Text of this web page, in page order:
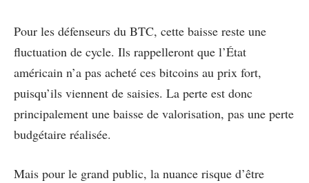
Pour les défenseurs du BTC, cette baisse reste une
fluctuation de cycle. Ils rappelleront que l’État
américain n’a pas acheté ces bitcoins au prix fort,
puisqu’ils viennent de saisies. La perte est donc
principalement une baisse de valorisation, pas une perte
budgétaire réalisée.
Mais pour le grand public, la nuance risque d’être